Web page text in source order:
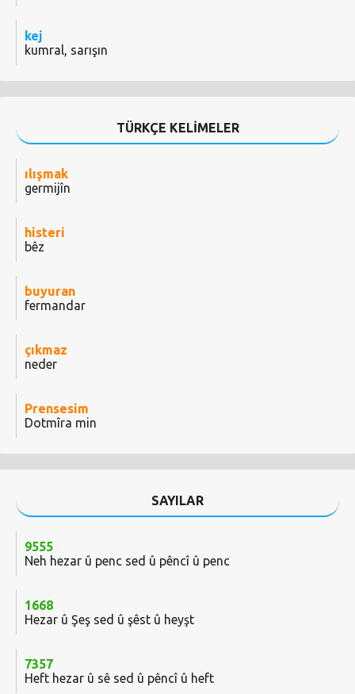
kej
kumral, sarışın
TÜRKÇE KELİMELER
ılışmak
germijîn
histeri
bêz
buyuran
fermandar
çıkmaz
neder
Prensesim
Dotmîra min
SAYILAR
9555
Neh hezar û penc sed û pêncî û penc
1668
Hezar û Şeş sed û şêst û heyşt
7357
Heft hezar û sê sed û pêncî û heft